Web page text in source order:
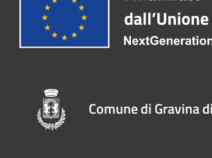
Comune di Gravina